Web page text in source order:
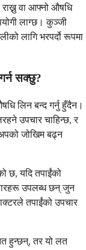
वा आफ्नो औषधि
लाग्छ। कुञ्जी
लागि भरपर्दो रूपमा
सक्छु?
लिन बन्द गर्नु हुँदैन।
उपचार चाहिन्छ, र
जोखिम बढ्न
छ, यदि तपाईंको
उपलब्ध छन् जुन
तपाईंको उपचार
हुन्छन्, तर यो लत